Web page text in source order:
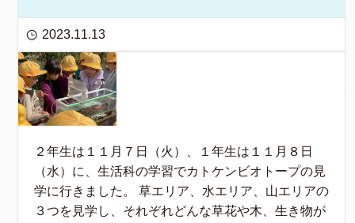
2023.11.13
２年生は１１月７日（火）、１年生は１１月８日
（水）に、生活科の学習でカトケンビオトープの見
学に行きました。 草エリア、水エリア、山エリアの
３つを見学し、それぞれどんな草花や木、生き物が